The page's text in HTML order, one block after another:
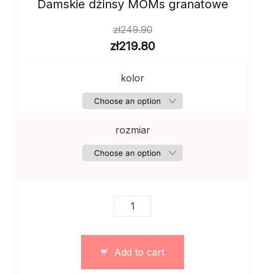
Damskie dżinsy MOMs granatowe
zł249.90
zł219.80
kolor
rozmiar
Damskie
quantity
Add to cart